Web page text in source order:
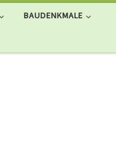
BAUDENKMALE